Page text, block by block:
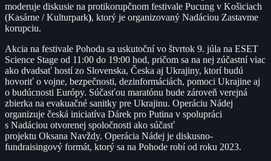
moderuje diskusie na protikorupčnom festivale Pucung v Košiciach
(Kasárne / Kulturpark), ktorý je organizovaný Nadáciou Zastavme
korupciu.
Akcia na festivale Pohoda sa uskutoční vo štvrtok 9. júla na ESET
Science Stage od 11:00 do 19:00 hod, pričom sa na nej zúčastní viac
ako dvadsať hostí zo Slovenska, Česka aj Ukrajiny, ktorí budú
hovoriť o vojne, bezpečnosti, dezinformáciách, pomoci Ukrajine aj
o budúcnosti Európy. Súčasťou maratónu bude zároveň verejná
zbierka na evakuačné sanitky pre Ukrajinu. Operáciu Nádej
organizuje česká iniciatíva Dárek pro Putina v spolupráci
s Nadáciou otvorenej spoločnosti ako súčasť
projektu Oksana Navždy. Operácia Nádej je diskusno-
fundraisingový formát, ktorý sa na Pohode robí od roku 2023.